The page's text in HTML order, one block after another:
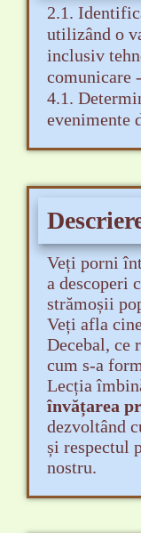
2.1.
utilizând o
inclusiv
comunicare
4.1.
evenimente
Veți porni
a descoperi
strămoșii
Veți afla
Decebal, ce
cum s-a
Lecția
învățarea
dezvoltând
și respectul
nostru.